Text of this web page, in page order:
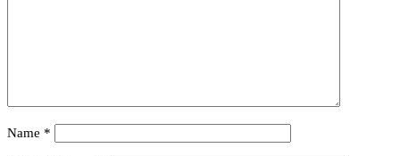
Name *